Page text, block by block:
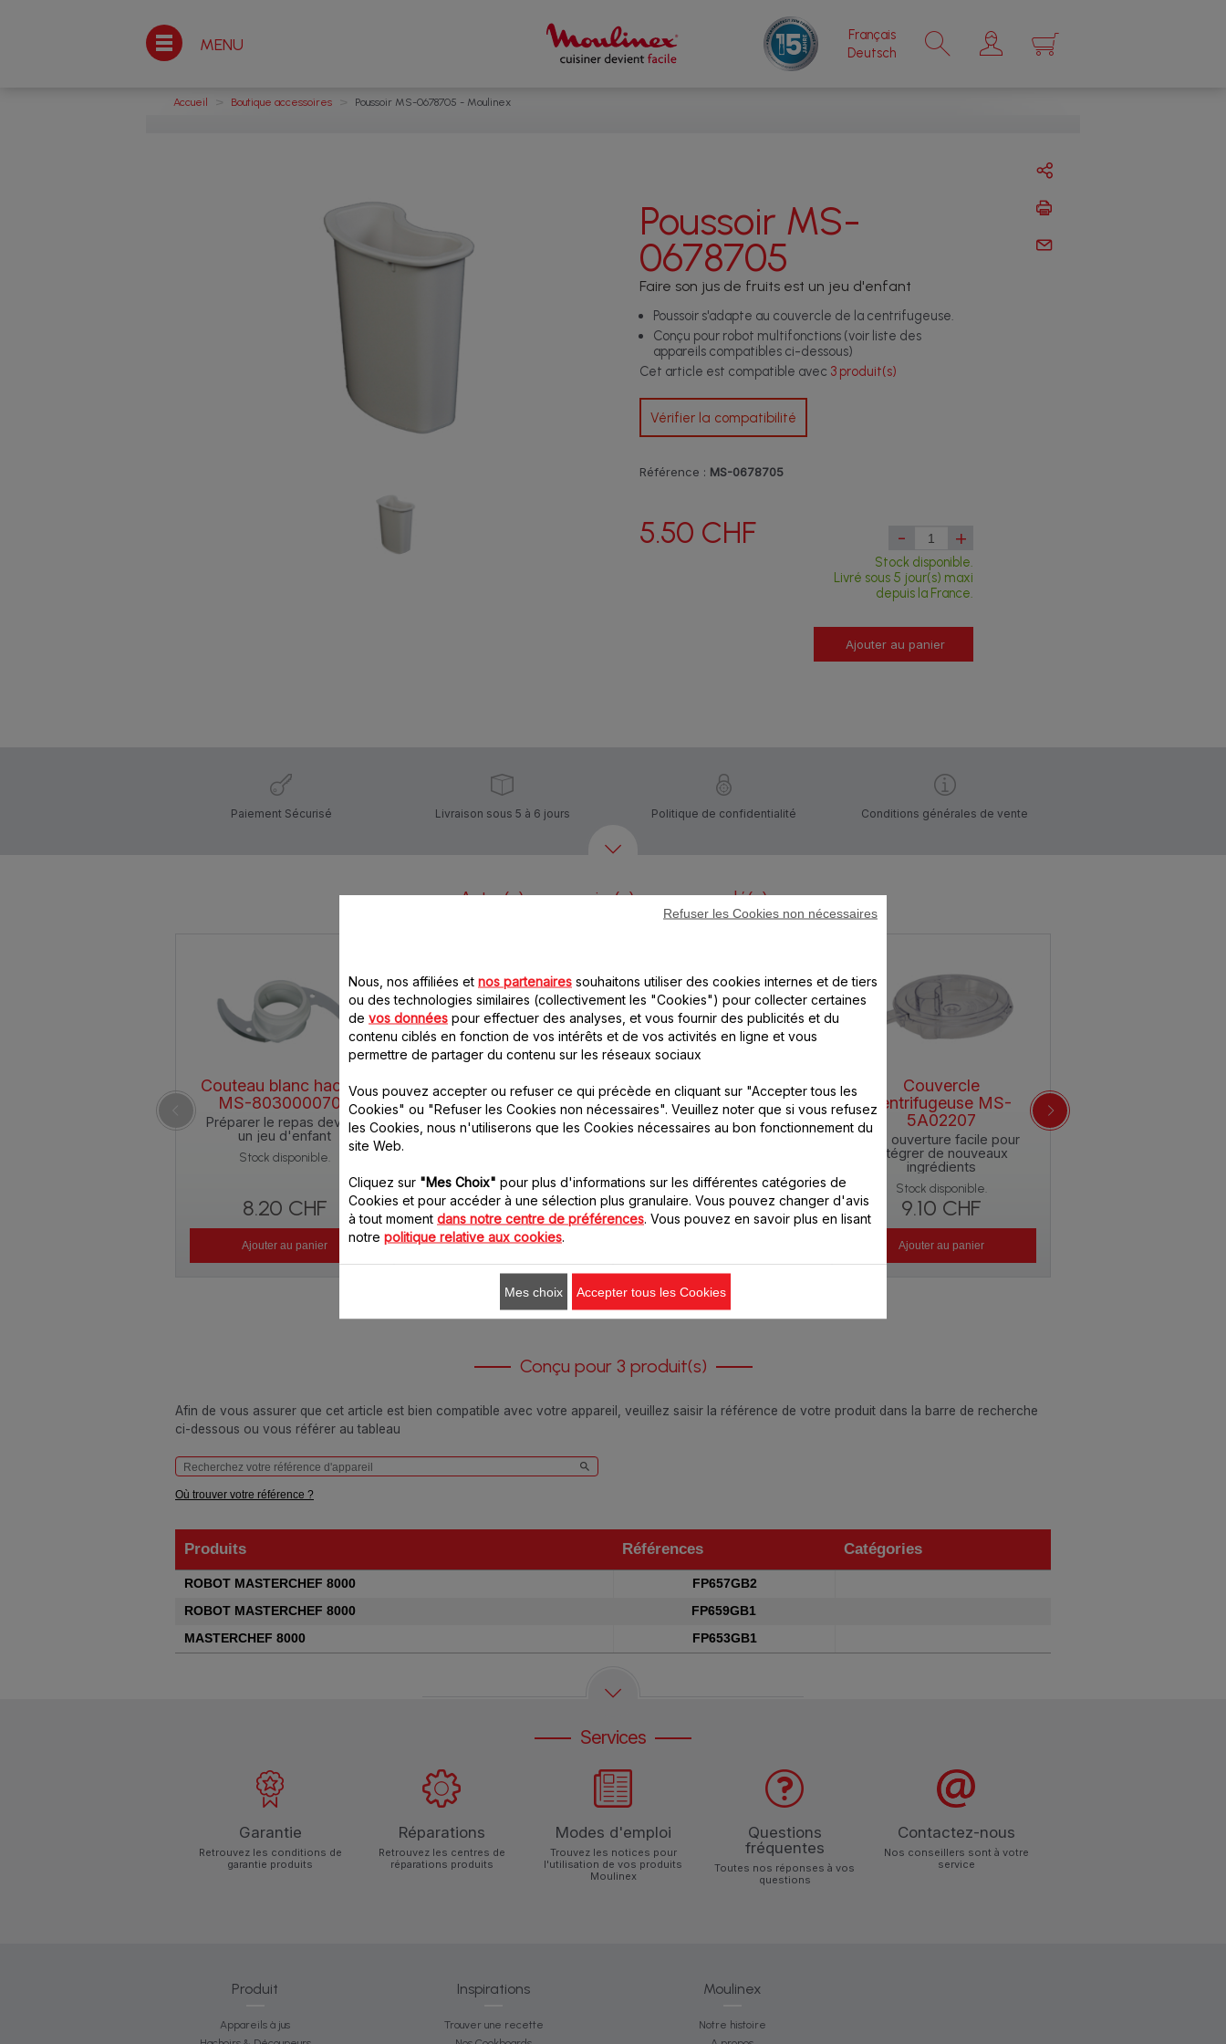
MENU
Français
Deutsch
×
Accueil > Boutique accessoires Poussoir MS-0678705 - Moulinex
Poussoir MS-
0678705
Faire son jus de fruits est un jeu d'enfant
Poussoir s'adapte au couvercle de la centrifugeuse.
Conçu pour robot multifonctions (voir liste des
appareils compatibles ci-dessous)
Cet article est compatible avec 3 produit(s)
Vérifier la compatibilité
Référence : MS-0678705
5.50 CHF - +
Stock disponible.
Livré sous 5 jour(s) maxi
depuis la France.
Ajouter au panier
Paiement Sécurisé Livraison sous 5 à 6 jours Politique de confidentialité Conditions générales de vente
Autre(s) accessoire(s) recommandé(s)
Couteau blanc hachoir
MS-8030000708
Préparer le repas devient
un jeu d'enfant
Stock disponible.
8.20 CHF
Ajouter au panier
Entraineur MS-
0678707
Nécessaire au bon
fonctionnement du robot
4.60 CHF
Ajouter au panier
Couvercle du bol
blender MS-4A02183
Projections contenues à
l'intérieur du bol
5.50 CHF
Couvercle
centrifugeuse MS-
5A02207
intégrer de nouveaux
ingrédients
Stock disponible.
9.10 CHF
Ajouter au panier
Conçu pour 3 produit(s)
Afin de vous assurer que cet article est bien compatible avec votre appareil, veuillez saisir la référence de votre produit dans la barre de recherche
ci-dessous ou vous référer au tableau
Où trouver votre référence ?
Produits Références
Catégories
Produits
Références
ROBOT MASTERCHEF 8000
FP657GB2
ROBOT MASTERCHEF 8000
FP659GB1
MASTERCHEF 8000
FP653GB1
Services
Garantie
Retrouvez les conditions de
garantie produits
Réparations
Retrouvez les centres de
réparations produits
Modes d'emploi
Trouvez les notices pour
l'utilisation de vos produits
Moulinex
Questions
fréquentes
Toutes nos réponses à vos
questions
Contactez-nous
Nos conseillers sont à votre
service
Produit
Appareils à jus
Inspirations
Trouver une recette
Moulinex
Notre histoire
Nous, nos affiliées et nos partenaires souhaitons utiliser des cookies internes et de tiers
ou des technologies similaires (collectivement les "Cookies") pour collecter certaines
de vos données pour effectuer des analyses, et vous fournir des publicités et du
contenu ciblés en fonction de vos intérêts et de vos activités en ligne et vous
permettre de partager du contenu sur les réseaux sociaux
Vous pouvez accepter ou refuser ce qui précède en cliquant sur "Accepter tous les
Cookies" ou "Refuser les Cookies non nécessaires". Veuillez noter que si vous refusez
les Cookies, nous n'utiliserons que les Cookies nécessaires au bon fonctionnement du
site Web.
Cliquez sur "Mes Choix" pour plus d'informations sur les différentes catégories de
Cookies et pour accéder à une sélection plus granulaire. Vous pouvez changer d'avis
à tout moment dans notre centre de préférences . Vous pouvez en savoir plus en lisant
notre politique relative aux cookies
Refuser les Cookies non nécessaires
Mes choix Accepter tous les Cookies